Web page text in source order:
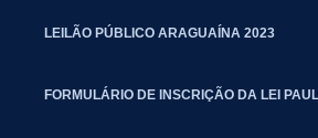
LEILÃO PÚBLICO ARAGUAÍNA 2023
FORMULÁRIO DE INSCRIÇÃO DA LEI